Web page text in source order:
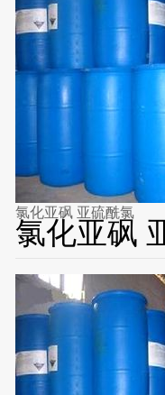
氯化亚砜 亚硫酰氯
氯化亚砜